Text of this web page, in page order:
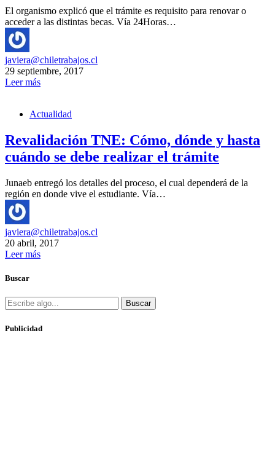
El organismo explicó que el trámite es requisito para renovar o
acceder a las distintas becas. Vía 24Horas…
javiera@chiletrabajos.cl
29 septiembre, 2017
Leer más
Actualidad
Revalidación TNE: Cómo, dónde y hasta
cuándo se debe realizar el trámite
Junaeb entregó los detalles del proceso, el cual dependerá de la
región en donde vive el estudiante. Vía…
javiera@chiletrabajos.cl
20 abril, 2017
Leer más
Buscar
Buscar
Publicidad